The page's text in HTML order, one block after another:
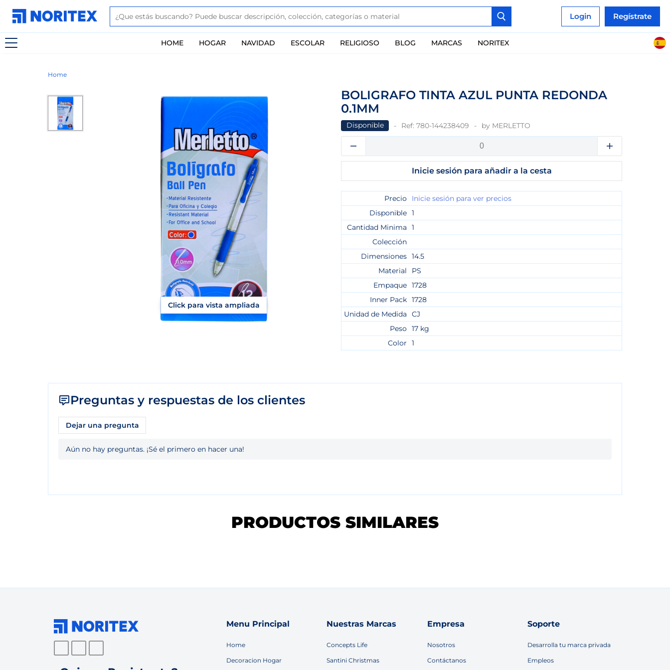
Login Regístrate
HOME HOGAR NAVIDAD ESCOLAR RELIGIOSO BLOG MARCAS NORITEX
Home
Click para vista ampliada
BOLIGRAFO TINTA AZUL PUNTA REDONDA
0.1MM
Disponible Ref: 780-144238409 by MERLETTO
Inicie sesión para añadir a la cesta
Precio
Inicie sesión para ver precios
Disponible 1
Cantidad Minima
1
Colección
Dimensiones 14.5
Material
PS
Empaque 1728
Inner Pack 1728
Unidad de Medida
CJ
Peso 17 kg
Color
1
Preguntas y respuestas de los clientes
Dejar una pregunta
Aún no hay preguntas. ¡Sé el primero en hacer una!
PRODUCTOS SIMILARES
Menu Principal
Home
Decoracion Hogar
Nuestras Marcas
Concepts Life
Santini Christmas
Empresa
Nosotros
Contáctanos
Soporte
Desarrolla tu marca privada
Empleos